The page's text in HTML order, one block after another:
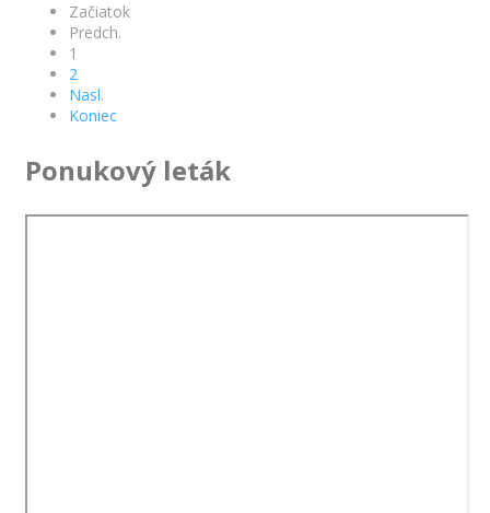
Začiatok
Predch.
1
2
Nasl.
Koniec
Ponukový leták